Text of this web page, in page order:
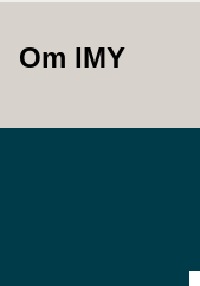
Om IMY